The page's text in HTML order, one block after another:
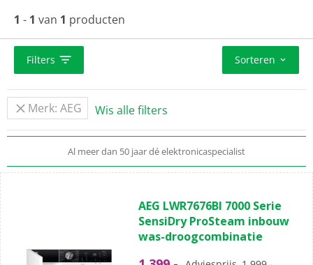
bij de (L6) 6000 serie zit ProSense®-technologie, bij de
(L7) 7000 serie zit ProSteam®-technologie, bij de (L8)
8000 serie zit ÖKOMix®-technologie en bij de (L9) 9000
serie zit SoftWater®-technologie.
1 - 1 van 1 producten
Filters Sorteren
Merk: AEG Wis alle filters
Standaardgratisthuisbezorgd vanaf 50,-
Al meer dan 50 jaar dé elektronicaspecialist
Complete aansluitservicevoor 29,99
van
de
5
AEG LWR7676BI 7000 Serie
SensiDry ProSteam inbouw
was-droogcombinatie